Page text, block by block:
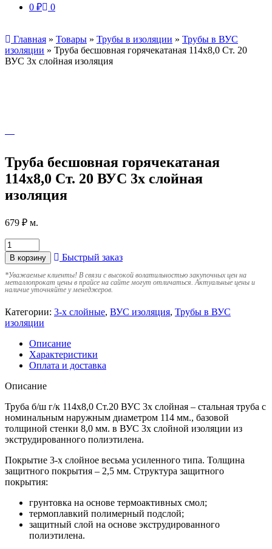
0 ₽ 0
Главная » Товары » Трубы в изоляции » Трубы в ВУС
изоляции » Труба бесшовная горячекатаная 114х8,0 Ст. 20
ВУС 3х слойная изоляция
Труба бесшовная горячекатаная
114х8,0 Ст. 20 ВУС 3х слойная
изоляция
679 ₽ м.
В корзину Быстрый заказ
*Уважаемые клиенты! В связи с высокой волатильностью закупочных цен на
металлопрокат цены в прайсе на сайте могут отличаться. Актуальные цены и
наличие уточняйте у менеджеров.
Категории: 3-х слойные, ВУС изоляция, Трубы в ВУС
изоляции
Описание
Характеристики
Оплата и доставка
Описание
Труба б/ш г/к 114х8,0 Ст.20 ВУС 3х слойная – стальная труба с
номинальным наружным диаметром 114 мм., базовой
толщиной стенки 8,0 мм. в ВУС 3х слойной изоляции из
экструдированного полиэтилена.
Покрытие 3-х слойное весьма усиленного типа. Толщина
защитного покрытия – 2,5 мм. Структура защитного
покрытия:
грунтовка на основе термоактивных смол;
термоплавкий полимерный подслой;
защитный слой на основе экструдированного
полиэтилена.